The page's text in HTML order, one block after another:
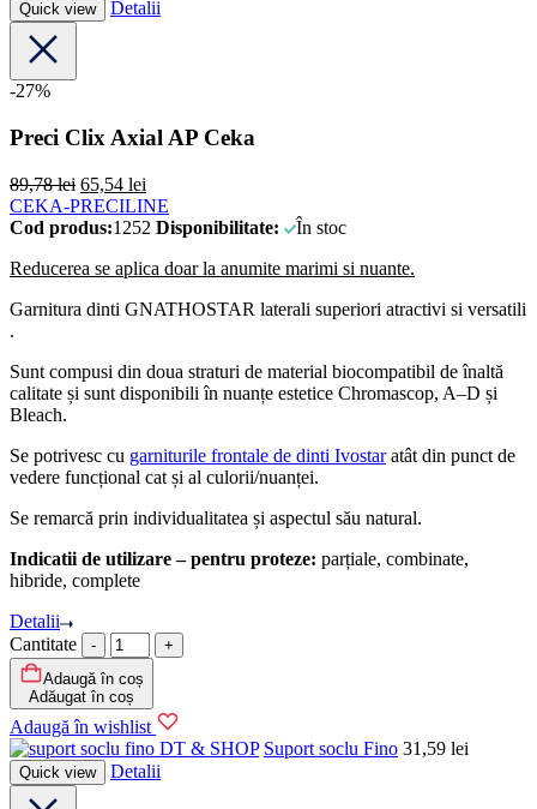
Quick view Detalii
-27%
Preci Clix Axial AP Ceka
89,78lei 65,54 lei
CEKA-PRECILINE
Cod produs:1252 Disponibilitate:
În stoc
Reducerea se aplica doar la anumite marimi si nuante.
Garnitura dinti GNATHOSTAR laterali superiori atractivi si versatili
.
Sunt compusi din doua straturi de material biocompatibil de înaltă
calitate și sunt disponibili în nuanțe estetice Chromascop, A–D și
Bleach.
Se potrivesc cu garniturile frontale de dinti Ivostaratât din punct de
vedere funcțional cat și al culorii/nuanței.
Se remarcă prin individualitatea și aspectul său natural.
Indicatii de utilizare – pentru proteze: parțiale, combinate,
hibride, complete
Detalii
Cantitate
Adaugă în coș
Adăugat în coș
Adaugă în wishlist
DT & SHOP Suport soclu Fino 31,59 lei
Quick view Detalii